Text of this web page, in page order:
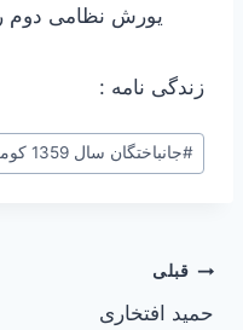
یورش نظامی دوم
زندگی نامه :
#جانباختگان سال 1359 کومه له
راهبری
قبلی
حمید افتخاری